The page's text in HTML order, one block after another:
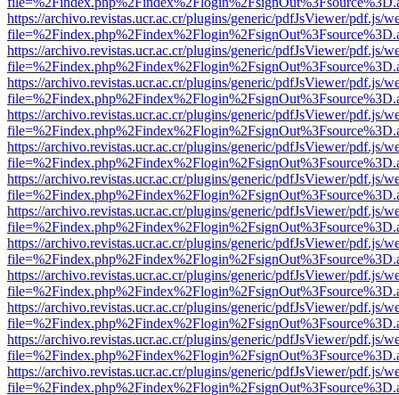
https://archivo.revistas.ucr.ac.cr/plugins/generic/pdfJsViewer/pdf.js/
https://archivo.revistas.ucr.ac.cr/plugins/generic/pdfJsViewer/pdf.js/
https://archivo.revistas.ucr.ac.cr/plugins/generic/pdfJsViewer/pdf.js/
https://archivo.revistas.ucr.ac.cr/plugins/generic/pdfJsViewer/pdf.js/
https://archivo.revistas.ucr.ac.cr/plugins/generic/pdfJsViewer/pdf.js/
https://archivo.revistas.ucr.ac.cr/plugins/generic/pdfJsViewer/pdf.js/
https://archivo.revistas.ucr.ac.cr/plugins/generic/pdfJsViewer/pdf.js/
https://archivo.revistas.ucr.ac.cr/plugins/generic/pdfJsViewer/pdf.js/
https://archivo.revistas.ucr.ac.cr/plugins/generic/pdfJsViewer/pdf.js/
https://archivo.revistas.ucr.ac.cr/plugins/generic/pdfJsViewer/pdf.js/
https://archivo.revistas.ucr.ac.cr/plugins/generic/pdfJsViewer/pdf.js/
https://archivo.revistas.ucr.ac.cr/plugins/generic/pdfJsViewer/pdf.js/